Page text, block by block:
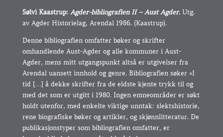
Sølvi Kaastrup: Agder-bibliografien II – Aust Agder.Utg.
av Agder Historielag, Arendal 1986. (Kaastrup).
Denne bibliografien omfatter bøker og skrifter
omhandlende Aust-Agder og alle kommuner i Aust-
Agder, mens mitt utgangspunkt altså er utgivelser fra
Arendal uansett innhold og genre. Bibliografien søker «I
tid […] å dekke skrifter fra de eldste kjente trykk til og
med det som er utgitt i 1980. Ingen emneområder er søkt
holdt utenfor, med enkelte viktige unntak: slektshistorie,
rene biografiske bøker og artikler, og skjønnlitteratur. De
publikasjonstyper som bibliografien omfatter, er